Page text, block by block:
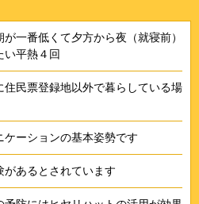
一番低くて夕方から夜（就寝前）
い平熱４回
民票登録地以外で暮らしている場
ーションの基本姿勢です
あるとされています